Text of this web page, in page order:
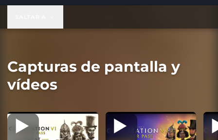
Capturas de pantalla y
vídeos